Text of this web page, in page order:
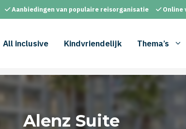
Aanbiedingen van populaire reisorganisatie Online
All inclusive Kindvriendelijk Thema’s
Alenz Suite